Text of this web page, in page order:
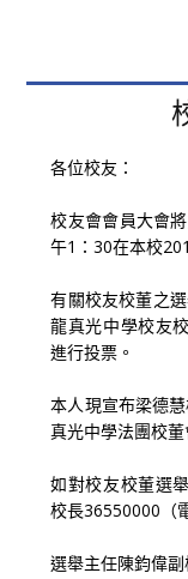
各位校友：
校友會會員大會
午1：30在本校
有關校友校董之
龍真光中學校友
進行投票。
本人現宣布梁德
真光中學法團校董
如對校友校董選
校長36550000（
選舉主任陳鈞偉